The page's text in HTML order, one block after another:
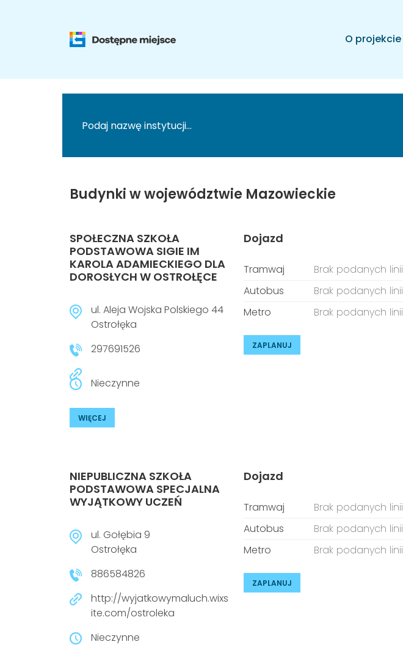
O projekcie
Budynki w województwie Mazowieckie
SPOŁECZNA SZKOŁA
PODSTAWOWA SIGIE IM
KAROLA ADAMIECKIEGO DLA
DOROSŁYCH W OSTROŁĘCE
ul. Aleja Wojska Polskiego 44
Ostrołęka
297691526
Nieczynne
WIĘCEJ
Dojazd
Tramwaj
Brak podanych linii
Autobus
Brak podanych linii
Metro
Brak podanych linii
ZAPLANUJ
NIEPUBLICZNA SZKOŁA
PODSTAWOWA SPECJALNA
WYJĄTKOWY UCZEŃ
ul. Gołębia 9
Ostrołęka
886584826
http://wyjatkowymaluch.wixs
ite.com/ostroleka
Nieczynne
Dojazd
Tramwaj
Brak podanych linii
Autobus
Brak podanych linii
Metro
Brak podanych linii
ZAPLANUJ